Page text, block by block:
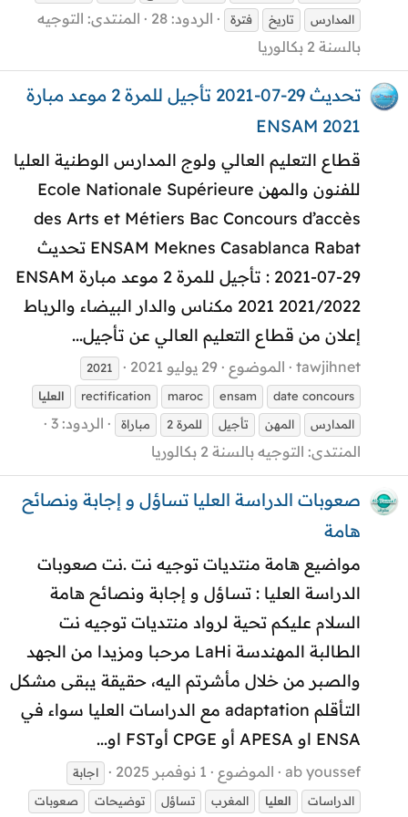
المدارس
تاريخ فترة الردود: 28 المنتدى: التوجيه
بالسنة 2 بكالوريا
تحديث 29-07-2021 تأجيل للمرة 2 موعد مبارة
ENSAM 2021
قطاع التعليم العالي ولوج المدارس الوطنية العليا
للفنون والمهن Ecole Nationale Supérieure
des Arts et Métiers Bac Concours d’accès
ENSAM Meknes Casablanca Rabat تحديث
29-07-2021 : تأجيل للمرة 2 موعد مبارة ENSAM
2021 2021/2022 مكناس والدار البيضاء والرباط
إعلان من قطاع التعليم العالي عن تأجيل...
tawjihnet الموضوع 29 يوليو 2021
2021
date concours
ensam
maroc
rectification
العليا
المدارس
المهن تأجيل للمرة 2 مباراة
الردود: 3
المنتدى: التوجيه بالسنة 2 بكالوريا
صعوبات الدراسة العليا تساؤل و إجابة ونصائح
هامة
مواضيع هامة منتديات توجيه نت .نت صعوبات
الدراسة العليا : تساؤل و إجابة ونصائح هامة
السلام عليكم تحية لرواد منتديات توجيه نت
الطالبة المهندسة LaHi مرحبا ومزيدا من الجهد
والصبر من خلال مأشرتم اليه، حقيقة يبقى مشكل
التأقلم adaptation مع الدراسات العليا سواء في
ENSA او APESA أو CPGE أوFST او...
ab youssef الموضوع 1 نوفمبر 2025
اجابة
الدراسات
العليا المغرب تساؤل توضيحات
صعوبات